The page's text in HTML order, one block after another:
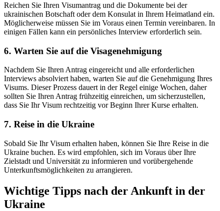
Reichen Sie Ihren Visumantrag und die Dokumente bei der
ukrainischen Botschaft oder dem Konsulat in Ihrem Heimatland ein.
Möglicherweise müssen Sie im Voraus einen Termin vereinbaren. In
einigen Fällen kann ein persönliches Interview erforderlich sein.
6. Warten Sie auf die Visagenehmigung
Nachdem Sie Ihren Antrag eingereicht und alle erforderlichen
Interviews absolviert haben, warten Sie auf die Genehmigung Ihres
Visums. Dieser Prozess dauert in der Regel einige Wochen, daher
sollten Sie Ihren Antrag frühzeitig einreichen, um sicherzustellen,
dass Sie Ihr Visum rechtzeitig vor Beginn Ihrer Kurse erhalten.
7. Reise in die Ukraine
Sobald Sie Ihr Visum erhalten haben, können Sie Ihre Reise in die
Ukraine buchen. Es wird empfohlen, sich im Voraus über Ihre
Zielstadt und Universität zu informieren und vorübergehende
Unterkunftsmöglichkeiten zu arrangieren.
Wichtige Tipps nach der Ankunft in der
Ukraine